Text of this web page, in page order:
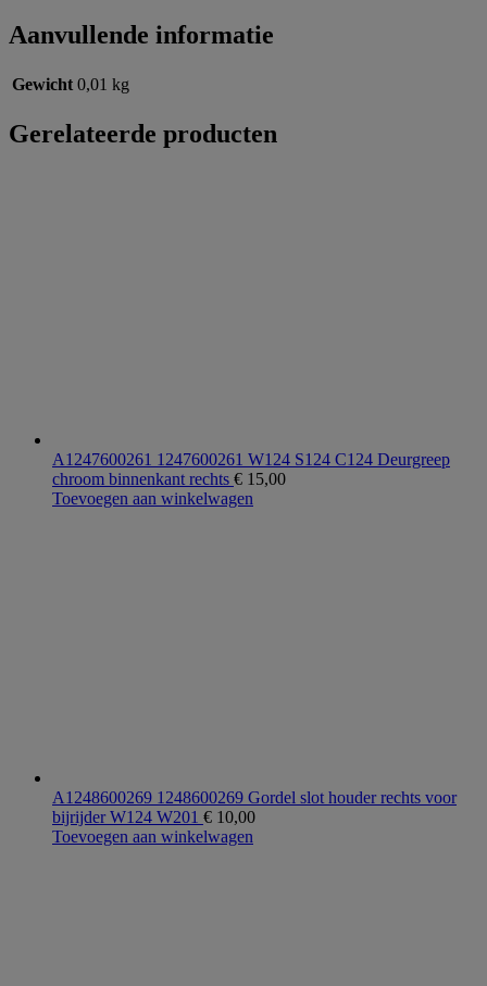
Aanvullende informatie
Gewicht 0,01 kg
Gerelateerde producten
A1247600261 1247600261 W124 S124 C124 Deurgreep
chroom binnenkant rechts € 15,00
Toevoegen aan winkelwagen
A1248600269 1248600269 Gordel slot houder rechts voor
bijrijder W124 W201 € 10,00
Toevoegen aan winkelwagen